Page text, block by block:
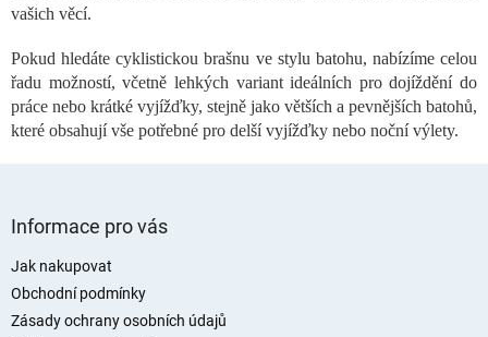
k
y
v
ý
vašich věcí.
Pokud hledáte cyklistickou brašnu ve stylu batohu, nabízíme celou
řadu možností, včetně lehkých variant ideálních pro dojíždění do
práce nebo krátké vyjížďky, stejně jako větších a pevnějších batohů,
které obsahují vše potřebné pro delší vyjížďky nebo noční výlety.
Informace pro vás
Jak nakupovat
Obchodní podmínky
Zásady ochrany osobních údajů